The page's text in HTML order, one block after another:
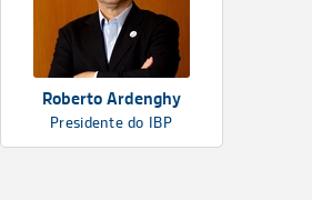
Roberto Ardenghy
Presidente do IBP